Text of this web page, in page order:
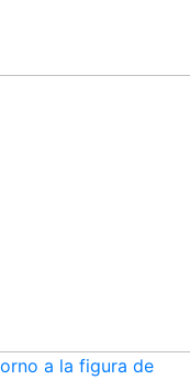
a la figura de